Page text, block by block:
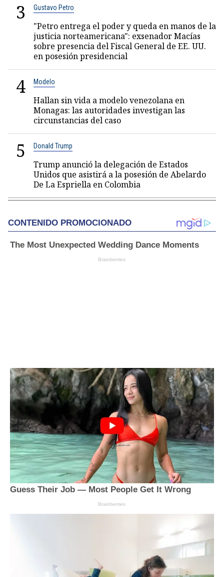
3 Gustavo Petro
"Petro entrega el poder y queda en manos de la
justicia norteamericana": exsenador Macías
sobre presencia del Fiscal General de EE. UU.
en posesión presidencial
4 Modelo
Hallan sin vida a modelo venezolana en
Monagas: las autoridades investigan las
circunstancias del caso
5 Donald Trump
Trump anunció la delegación de Estados
Unidos que asistirá a la posesión de Abelardo
De La Espriella en Colombia